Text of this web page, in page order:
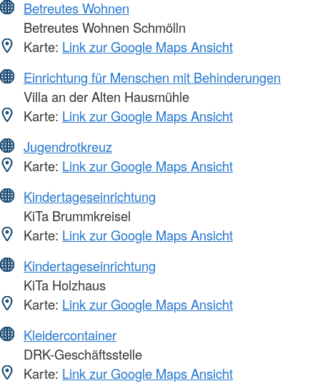
Betreutes Wohnen
Betreutes Wohnen Schmölln
Karte: Link zur Google Maps Ansicht
Einrichtung für Menschen mit Behinderungen
Villa an der Alten Hausmühle
Karte: Link zur Google Maps Ansicht
Jugendrotkreuz
Karte: Link zur Google Maps Ansicht
Kindertageseinrichtung
KiTa Brummkreisel
Karte: Link zur Google Maps Ansicht
Kindertageseinrichtung
KiTa Holzhaus
Karte: Link zur Google Maps Ansicht
Kleidercontainer
DRK-Geschäftsstelle
Karte: Link zur Google Maps Ansicht